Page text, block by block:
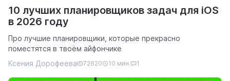
10 лучших планировщиков задач для iOS
в 2026 году
Про лучшие планировщики, которые прекрасно
поместятся в твоём айфончике
Ксения Дорофеева
72620 10 мин. 1